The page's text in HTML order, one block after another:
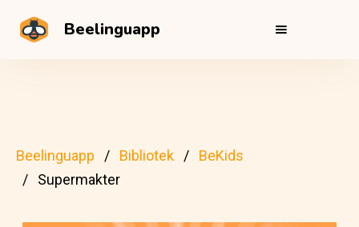
Beelinguapp
Beelinguapp Bibliotek
BeKids
Supermakter